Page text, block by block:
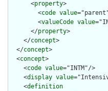
      <
property>
        <
code value
        <
valueCode value
      </
property>
    </
concept>
  </
concept>
  <
concept>
    <
code value="INTM"/>
    <
display value
    <
definition